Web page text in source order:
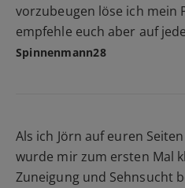
vorzubeugen löse ich mein
empfehle euch aber auf
Spinnenmann28
Als ich Jörn auf euren
wurde mir zum ersten Mal
Zuneigung und Sehnsucht